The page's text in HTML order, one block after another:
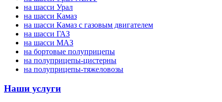
на шасси Урал
на шасси Камаз
на шасси Камаз с газовым двигателем
на шасси ГАЗ
на шасси МАЗ
на бортовые полуприцепы
на полуприцепы-цистерны
на полуприцепы-тяжеловозы
Наши услуги